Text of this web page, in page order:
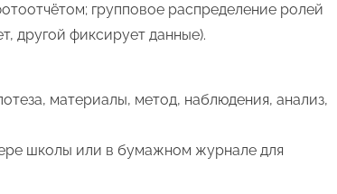
групповое распределение ролей
другой фиксирует данные).
материалы, метод, наблюдения, анализ,
школы или в бумажном журнале для